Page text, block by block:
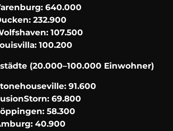
640.000
232.900
107.500
100.200
(20.000–100.000 Einwohner)
91.600
69.800
58.300
40.900